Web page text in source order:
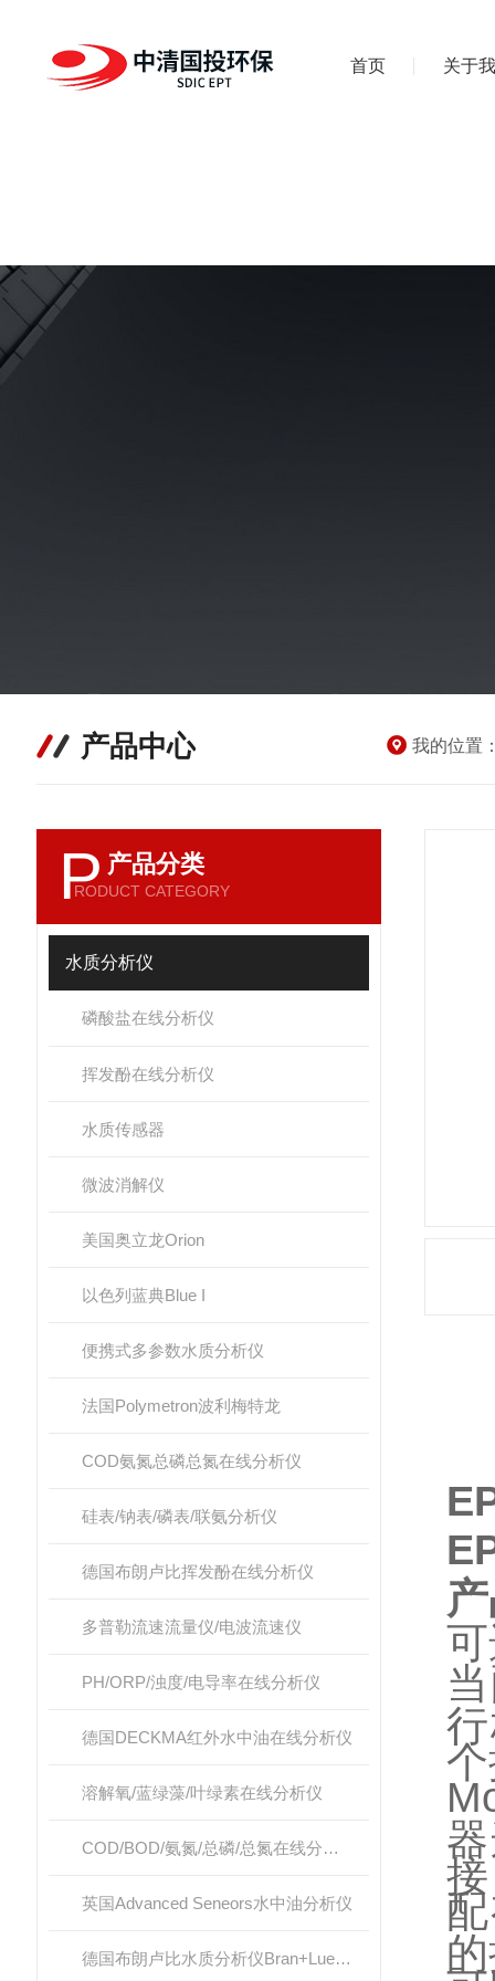
首页 关于
产品中心 我的位置
P 产品分类
RODUCT CATEGORY
水质分析仪
磷酸盐在线分析仪
挥发酚在线分析仪
水质传感器
微波消解仪
美国奥立龙Orion
以色列蓝典Blue I
便携式多参数水质分析仪
法国Polymetron波利梅特龙
COD氨氮总磷总氮在线分析仪
硅表/钠表/磷表/联氨分析仪
德国布朗卢比挥发酚在线分析仪
多普勒流速流量仪/电波流速仪
PH/ORP/浊度/电导率在线分析仪
德国DECKMA红外水中油在线分析仪
溶解氧/蓝绿藻/叶绿素在线分析仪
COD/BOD/氨氮/总磷/总氮在线分析仪
英国Advanced Seneors水中油分析仪
德国布朗卢比水质分析仪Bran+Luebbe